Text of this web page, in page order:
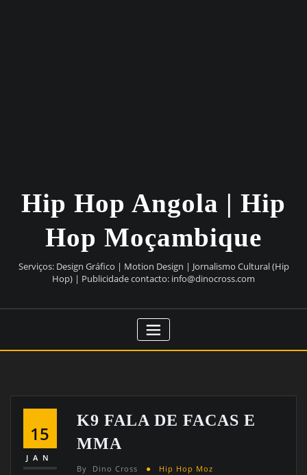
Hip Hop Angola | Hip
Hop Moçambique
Serviços: Design Gráfico | Motion Design | Jornalismo Cultural (Hip
Hop) | Publicidade contacto: info@dinocross.com
15
JAN
K9 FALA DE FACAS E
MMA
By Dino Cross Hip Hop Moz